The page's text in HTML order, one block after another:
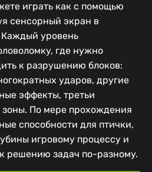
играть как с помощью
сенсорный экран в
уровень
где нужно
к разрушению блоков:
ударов, другие
эффекты, третьи
По мере прохождения
способности для птички,
игровому процессу и
решению задач по-разному.